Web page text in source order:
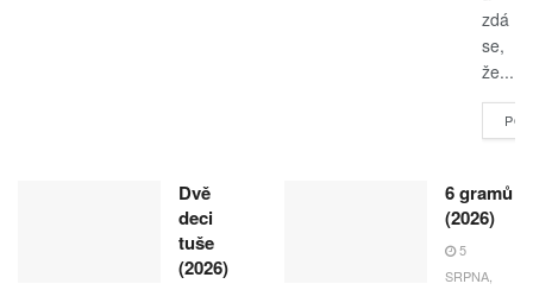
zdá
se,
že...
Dvě
deci
tuše
(2026)
6 gramů
(2026)
5
SRPNA,